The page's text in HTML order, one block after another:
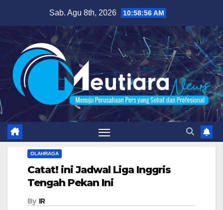
content
Sab. Agu 8th, 2026 10:58:57 AM
OLAHRAGA
Catat! ini Jadwal Liga Inggris
Tengah Pekan Ini
By IR